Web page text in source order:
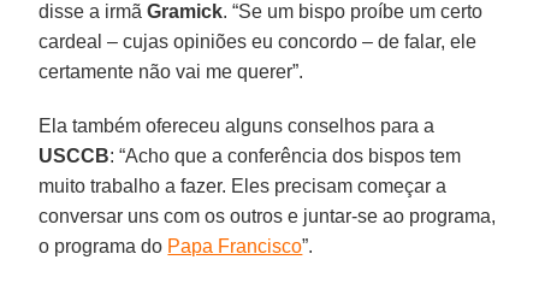
disse a irmã Gramick. “Se um bispo proíbe um certo
cardeal – cujas opiniões eu concordo – de falar, ele
certamente não vai me querer”.
Ela também ofereceu alguns conselhos para a
USCCB: “Acho que a conferência dos bispos tem
muito trabalho a fazer. Eles precisam começar a
conversar uns com os outros e juntar-se ao programa,
o programa do Papa Francisco”.